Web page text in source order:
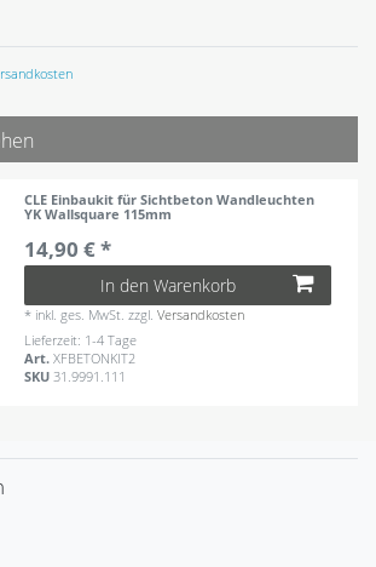
CLE Einbaukit für Sichtbeton Wandleuchten
YK Wallsquare 115mm
14,90 € *
In den Warenkorb
* inkl. ges. MwSt. zzgl.Versandkosten
Lieferzeit: 1-4 Tage
Art.XFBETONKIT2
SKU 31.9991.111